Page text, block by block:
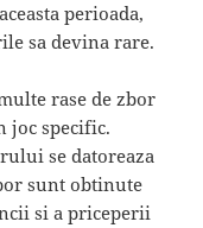
perioada,
sa devina rare.
rase de zbor
joc specific.
se datoreaza
sunt obtinute
si a priceperii